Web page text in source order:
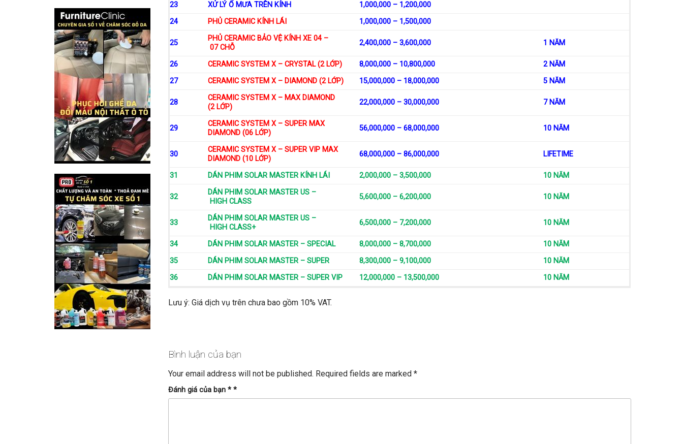
23 XỬ LÝ Ố MƯA TRÊN KÍNH
1,000,000 – 1,200,000
24
PHỦ CERAMIC KÍNH LÁI 1,000,000 – 1,500,000
25
PHỦ CERAMIC BẢO VỆ KÍNH XE 04 –
07 CHỖ
2,400,000 – 3,600,000 1 NĂM
26 CERAMIC SYSTEM X – CRYSTAL (2 LỚP) 8,000,000 – 10,800,000
2 NĂM
27
CERAMIC SYSTEM X – DIAMOND (2 LỚP) 15,000,000 – 18,000,000 5 NĂM
28
CERAMIC SYSTEM X – MAX DIAMOND
(2 LỚP)
22,000,000 – 30,000,000 7 NĂM
29
CERAMIC SYSTEM X – SUPER MAX
DIAMOND (06 LỚP)
56,000,000 – 68,000,000 10 NĂM
30
CERAMIC SYSTEM X – SUPER VIP MAX
DIAMOND (10 LỚP)
68,000,000 – 86,000,000 LIFETIME
31 DÁN PHIM SOLAR MASTER KÍNH LÁI 2,000,000 – 3,500,000 10 NĂM
32
DÁN PHIM SOLAR MASTER US –
HIGH CLASS
5,600,000 – 6,200,000 10 NĂM
33
DÁN PHIM SOLAR MASTER US –
HIGH CLASS+
6,500,000 – 7,200,000 10 NĂM
34 DÁN PHIM SOLAR MASTER – SPECIAL 8,000,000 – 8,700,000
10 NĂM
35
DÁN PHIM SOLAR MASTER – SUPER 8,300,000 – 9,100,000
10 NĂM
36
DÁN PHIM SOLAR MASTER – SUPER VIP 12,000,000 – 13,500,000 10 NĂM
Lưu ý: Giá dịch vụ trên chưa bao gồm 10% VAT.
Bình luận của bạn
Your email address will not be published. Required fields are marked*
Đánh giá của bạn **